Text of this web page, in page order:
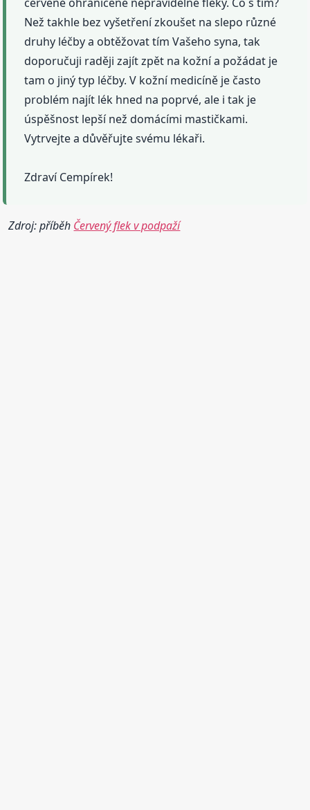
Než takhle bez vyšetření zkoušet na slepo různé
druhy léčby a obtěžovat tím Vašeho syna, tak
doporučuji raději zajít zpět na kožní a požádat je
tam o jiný typ léčby. V kožní medicíně je často
problém najít lék hned na poprvé, ale i tak je
úspěšnost lepší než domácími mastičkami.
Vytrvejte a důvěřujte svému lékaři.
Zdraví Cempírek!
Zdroj: příběh Červený flek v podpaží